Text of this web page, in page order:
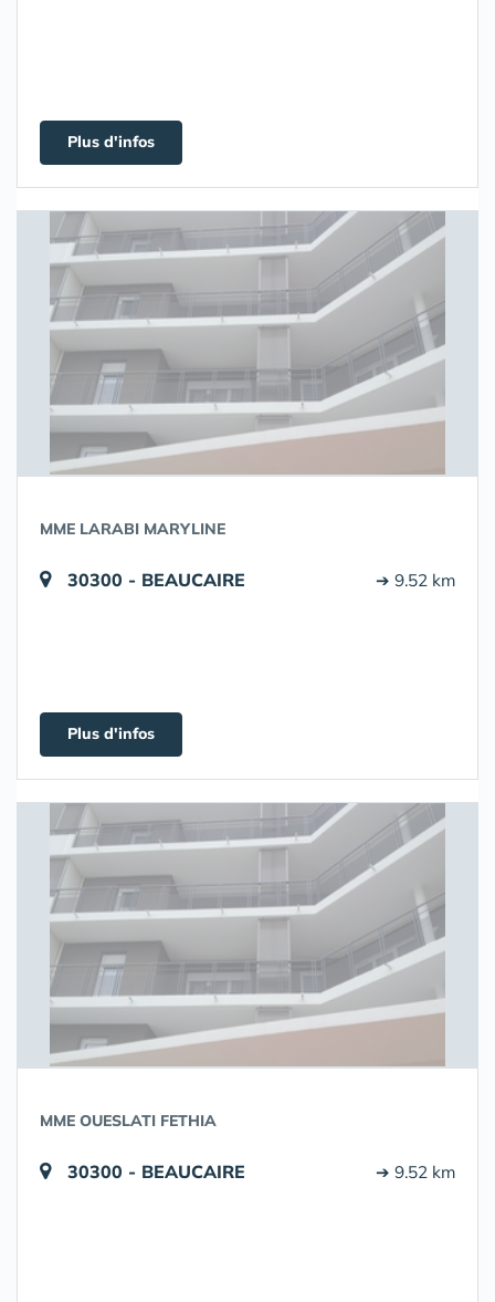
Plus d'infos
MME LARABI MARYLINE
30300 - BEAUCAIRE ➔ 9.52 km
Plus d'infos
MME OUESLATI FETHIA
30300 - BEAUCAIRE ➔ 9.52 km